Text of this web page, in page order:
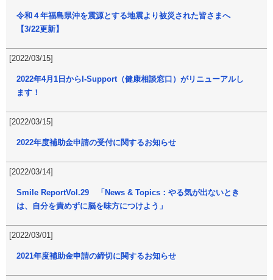
令和４年福島県沖を震源とする地震より被災された皆さまへ
【3/22更新】
[2022/03/15]
2022年4月1日からI-Support（健康相談窓口）がリニューアルし
ます！
[2022/03/15]
2022年度補助金申請の受付に関するお知らせ
[2022/03/14]
Smile ReportVol.29 「News & Topics：やる気が出ないとき
は、自分を責めずに脳を味方につけよう」
[2022/03/01]
2021年度補助金申請の締切に関するお知らせ